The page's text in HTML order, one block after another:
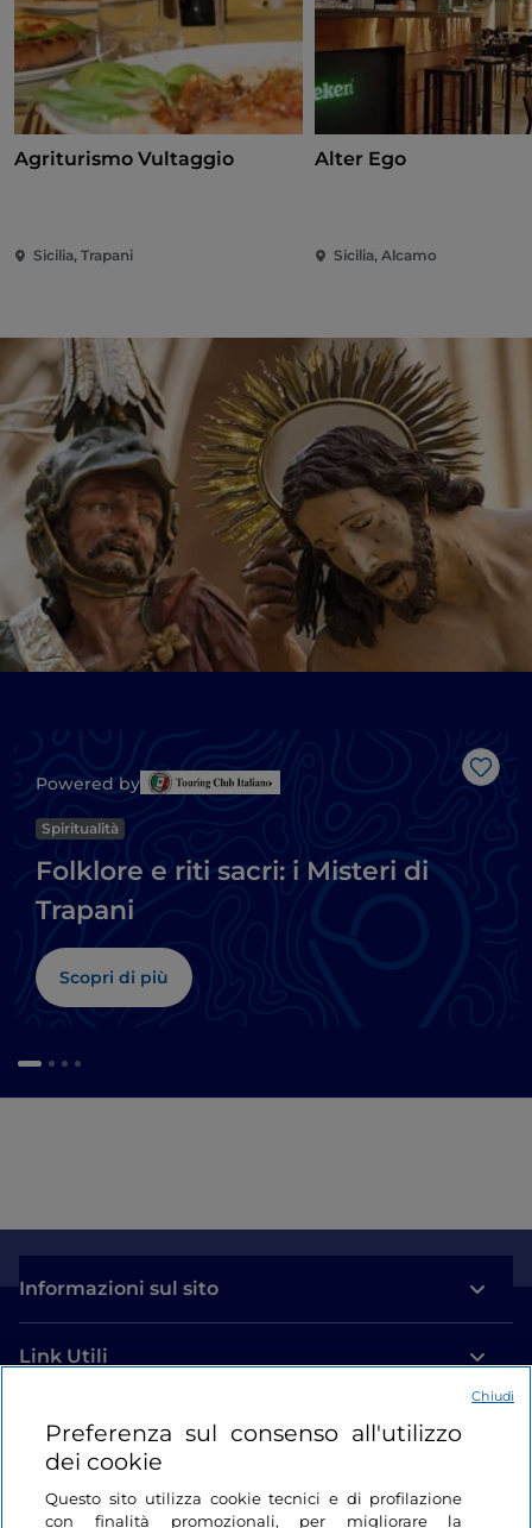
Agriturismo Vultaggio
Sicilia, Trapani
Alter Ego
Sicilia, Alcamo
Like
Powered by
Spiritualità
Folklore e riti sacri: i Misteri di
Trapani
Scopri di più
Informazioni sul sito
Link Utili
Login
Restiamo in contatto
Preferenza sul consenso all'utilizzo
dei cookie
Questo sito utilizza cookie tecnici e di profilazione
con finalità promozionali, per migliorare la
Chiudi